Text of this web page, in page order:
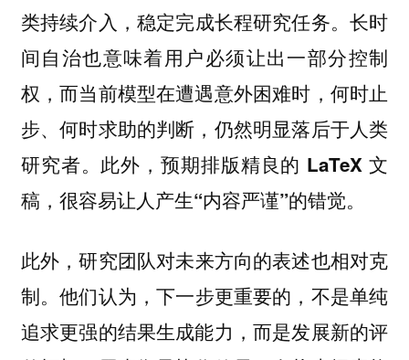
类持续介入 ，稳定完成长程研究任务。长时
间自治也意味着用户必须让出一部分控制
权，而当前模型在遭遇意外困难时，何时止
步、何时求助的判断，仍然明显落后于人类
研究者。此外，预期排版精良的 LaTeX 文
稿，很容易让人产生“内容严谨”的错觉。
此外，研究团队对未来方向的表述也相对克
制。他们认为，下一步更重要的，不是单纯
追求更强的结果生成能力，而是发展新的评